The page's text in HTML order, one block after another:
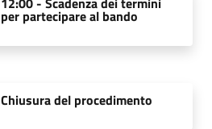
per partecipare al bando
Chiusura del procedimento